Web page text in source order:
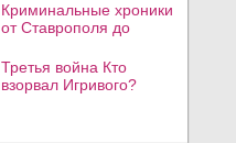
Криминальные хроники
от Ставрополя до
Третья война Кто
взорвал Игривого?